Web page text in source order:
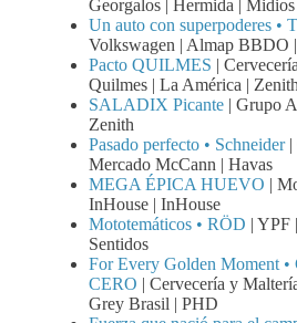
Georgalos | Hermida | Midios
Un auto con superpoderes •
Volkswagen | Almap BBDO
Pacto QUILMES |
Quilmes | La América |
SALADIX Picante | Grupo
Zenith
Pasado perfecto • Schneider|
Mercado McCann | Havas
MEGA ÉPICA HUEVO |
InHouse | InHouse
Mototemáticos • RÖD | YPF
Sentidos
For Every Golden Moment
CERO | Cervecería y
Grey Brasil | PHD